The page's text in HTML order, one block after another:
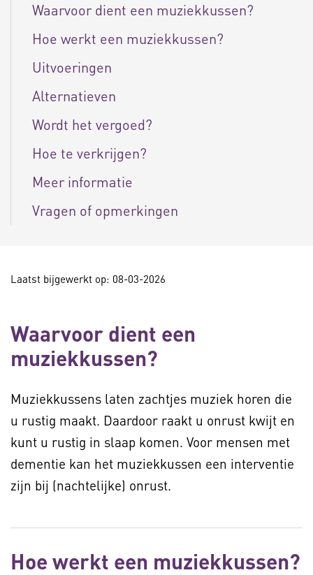
Waarvoor dient een muziekkussen?
Hoe werkt een muziekkussen?
Uitvoeringen
Alternatieven
Wordt het vergoed?
Hoe te verkrijgen?
Meer informatie
Vragen of opmerkingen
Laatst bijgewerkt op: 08-03-2026
Waarvoor dient een
muziekkussen?
Muziekkussens laten zachtjes muziek horen die
u rustig maakt. Daardoor raakt u onrust kwijt en
kunt u rustig in slaap komen. Voor mensen met
dementie kan het muziekkussen een interventie
zijn bij (nachtelijke) onrust.
Hoe werkt een muziekkussen?